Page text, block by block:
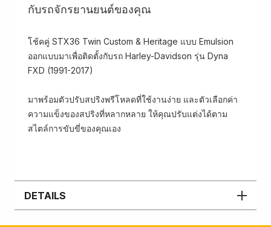
กับรถจักรยานยนต์ของคุณ
โช้คคู่ STX36 Twin Custom & Heritage แบบ Emulsion
ออกแบบมาเพื่อติดตั้งกับรถ Harley-Davidson รุ่น Dyna
FXD (1991-2017)
มาพร้อมตัวปรับสปริงพรีโหลดที่ใช้งานง่าย และตัวเลือกค่า
ความแข็งของสปริงที่หลากหลาย ให้คุณปรับแต่งได้ตาม
สไตล์การขับขี่ของคุณเอง
DETAILS